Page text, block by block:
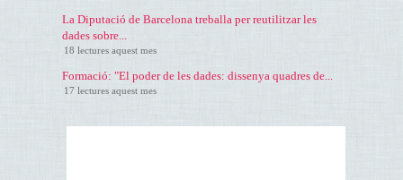
La Diputació de Barcelona treballa per reutilitzar les
dades sobre...
18 lectures aquest mes
Formació: "El poder de les dades: dissenya quadres de...
17 lectures aquest mes